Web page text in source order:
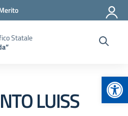
Statale
LUISS